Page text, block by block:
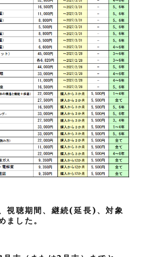
視聴期間、継続(延長)、対象
ました。